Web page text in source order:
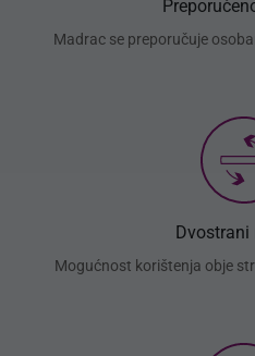
Madrac se preporučuje
Mogućnost korištenja obje